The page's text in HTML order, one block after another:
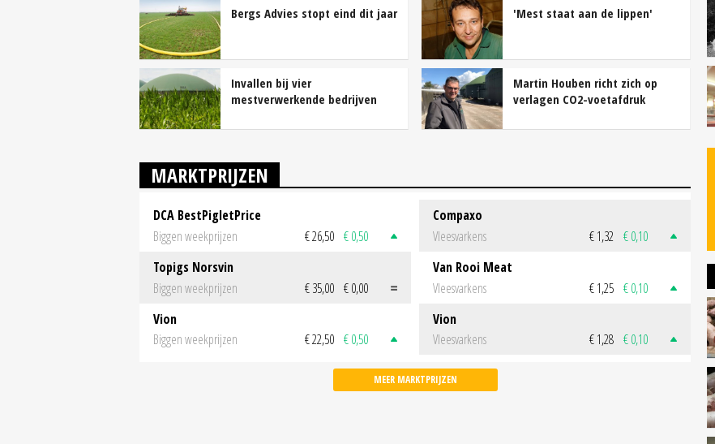
Bergs Advies stopt eind dit jaar 'Mest staat aan de lippen'
Invallen bij vier
mestverwerkende bedrijven
Martin Houben richt zich op
verlagen CO2-voetafdruk
MARKTPRIJZEN
DCA BestPigletPrice
Biggen weekprijzen
€ 26,50 € 0,50
Topigs Norsvin
Biggen weekprijzen
€ 35,00 € 0,00
Vion
Biggen weekprijzen
€ 22,50 € 0,50
Compaxo
Vleesvarkens
€ 1,32 € 0,10
Van Rooi Meat
Vleesvarkens
€ 1,25 € 0,10
Vion
Vleesvarkens
€ 1,28 € 0,10
MEER MARKTPRIJZEN